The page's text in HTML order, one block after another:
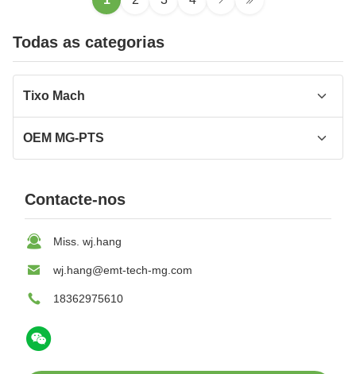
Todas as categorias
Tixo Mach
Máquina de Thixomolding
OEM MG-PTS
Peça de Magnésio para Produtos de Exterior
OEM
Fundição de Peças Médicas OEM
Contacte-nos
Miss. wj.hang
wj.hang@emt-tech-mg.com
18362975610